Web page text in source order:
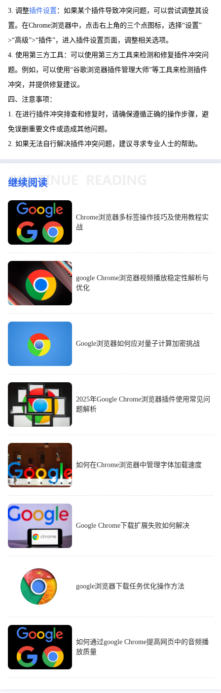
3. 调整插件设置 ：如果某个插件导致冲突问题，可以尝试调整其设
置。在Chrome浏览器中，点击右上角的三个点图标，选择“设置”
>“高级”>“插件”，进入插件设置页面，调整相关选项。
4. 使用第三方工具：可以使用第三方工具来检测和修复插件冲突问
题。例如，可以使用“谷歌浏览器插件管理大师”等工具来检测插件
冲突，并提供修复建议。
四、注意事项：
1. 在进行插件冲突排查和修复时，请确保遵循正确的操作步骤，避
免误删重要文件或造成其他问题。
2. 如果无法自行解决插件冲突问题，建议寻求专业人士的帮助。
继续阅读
Chrome浏览器多标签操作技巧及使用教程实
战
google Chrome浏览器视频播放稳定性解析与
优化
Google浏览器如何应对量子计算加密挑战
2025年Google Chrome浏览器插件使用常见问
题解析
如何在Chrome浏览器中管理字体加载速度
Google Chrome下载扩展失败如何解决
google浏览器下载任务优化操作方法
如何通过google Chrome提高网页中的音频播
放质量